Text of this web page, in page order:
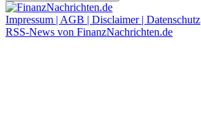
Impressum | AGB | Disclaimer | Datenschutz
RSS-News von FinanzNachrichten.de